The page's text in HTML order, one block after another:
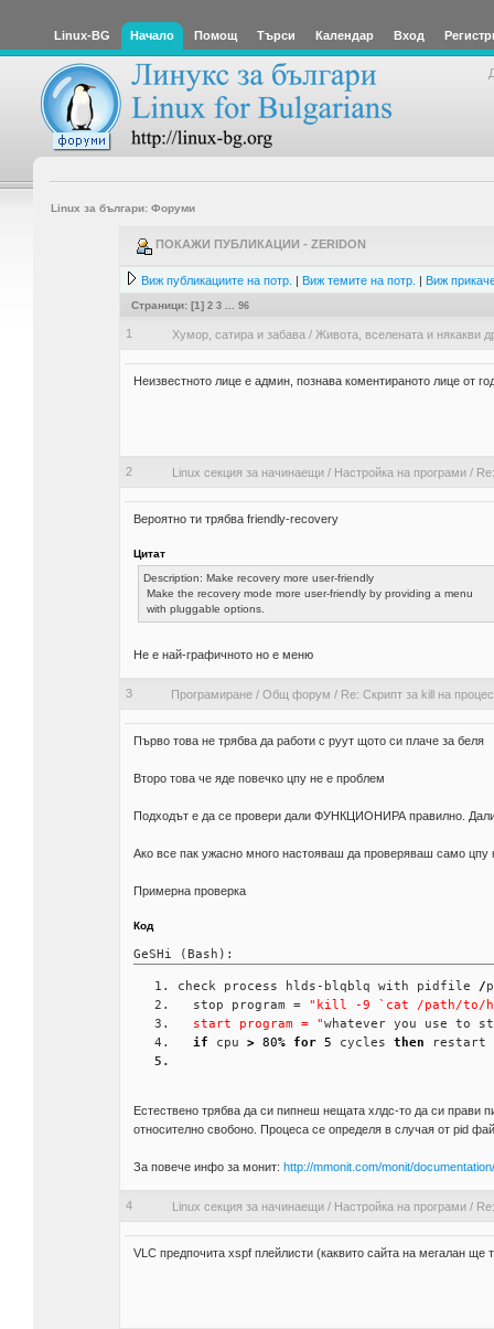
Linux-BG Начало Помощ Търси Календар Вход
Linux за българи: Форуми
ПОКАЖИ ПУБЛИКАЦИИ - ZERIDON
Виж публикациите на потр. | Виж темите на потр. | Виж
Страници: [1] 2 3 96
1 Хумор, сатира и забава / Живота, вселената и някакви
Неизвестното лице е админ, познава коментираното лице от
2 Linux секция за начинаещи/ Настройка на програми/
Вероятно ти трябва friendly-recovery
Цитат
Description: Make recovery more user-friendly
Make the recovery mode more user-friendly by providing a menu
with pluggable options.
Не е най-графичното но е меню
3 Програмиране/ Общ форум / Re: Скрипт за kill на
Първо това не трябва да работи с руут щото си плаче за беля
Второ това че яде повечко цпу не е проблем
Подходът е да се провери дали ФУНКЦИОНИРА правилно. Дали
Ако все пак ужасно много настояваш да проверяваш само
Примерна проверка
Код
GeSHi (Bash):
check process hlds-blqblq with pidfile /
stop program =
"kill -9 `cat /path/to/
start program = "whatever you use to
if cpu > 80% for 5 cycles then restart
Естествено трябва да си пипнеш нещата хлдс-то да си
относително свобоно. Процеса се определя в случая от pid
За повече инфо за монит: http://mmonit.com/monit/
4 Linux секция за начинаещи/ Настройка на програми/
VLC предпочита xspf плейлисти (каквито сайта на мегалан ще